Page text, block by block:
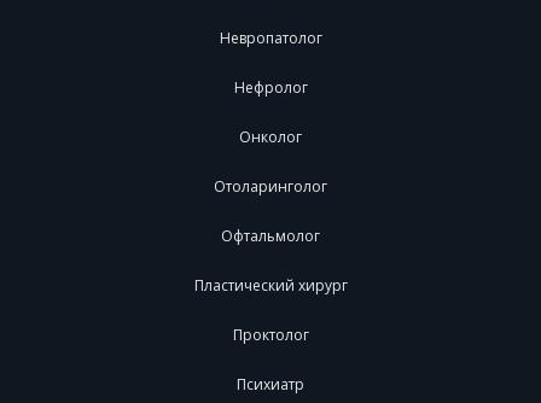
Невропатолог
Нефролог
Онколог
Отоларинголог
Офтальмолог
Пластический хирург
Проктолог
Психиатр